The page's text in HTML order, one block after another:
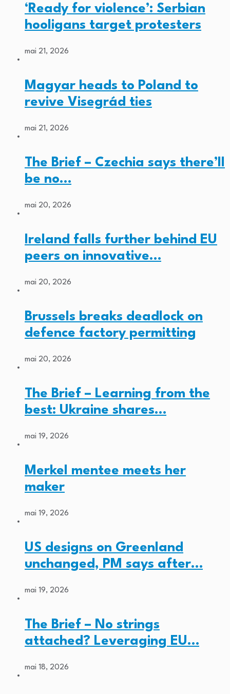
‘Ready for violence’: Serbian
hooligans target protesters
mai 21, 2026
Magyar heads to Poland to
revive Visegrád ties
mai 21, 2026
The Brief – Czechia says there’ll
be no…
mai 20, 2026
Ireland falls further behind EU
peers on innovative…
mai 20, 2026
Brussels breaks deadlock on
defence factory permitting
mai 20, 2026
The Brief – Learning from the
best: Ukraine shares…
mai 19, 2026
Merkel mentee meets her
maker
mai 19, 2026
US designs on Greenland
unchanged, PM says after…
mai 19, 2026
The Brief – No strings
attached? Leveraging EU…
mai 18, 2026